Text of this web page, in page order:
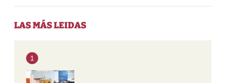
LAS MÁS LEIDAS
1